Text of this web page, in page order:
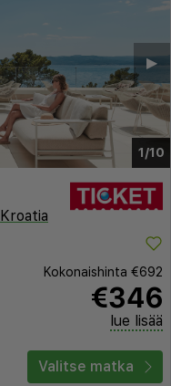
1/10
▶︎
Kroatia
Kokonaishinta €692
€346
lue lisää
Valitse matka